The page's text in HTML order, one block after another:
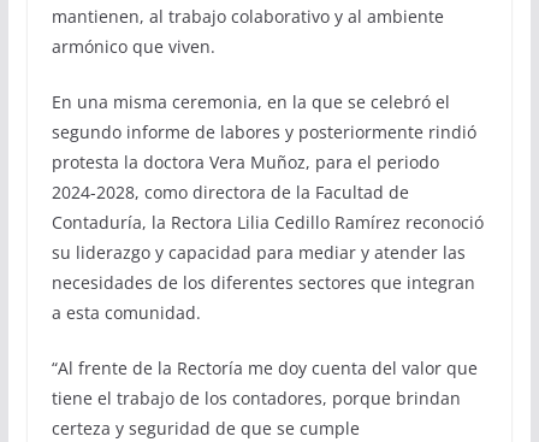
mantienen, al trabajo colaborativo y al ambiente
armónico que viven.
En una misma ceremonia, en la que se celebró el
segundo informe de labores y posteriormente rindió
protesta la doctora Vera Muñoz, para el periodo
2024-2028, como directora de la Facultad de
Contaduría, la Rectora Lilia Cedillo Ramírez reconoció
su liderazgo y capacidad para mediar y atender las
necesidades de los diferentes sectores que integran
a esta comunidad.
“Al frente de la Rectoría me doy cuenta del valor que
tiene el trabajo de los contadores, porque brindan
certeza y seguridad de que se cumple